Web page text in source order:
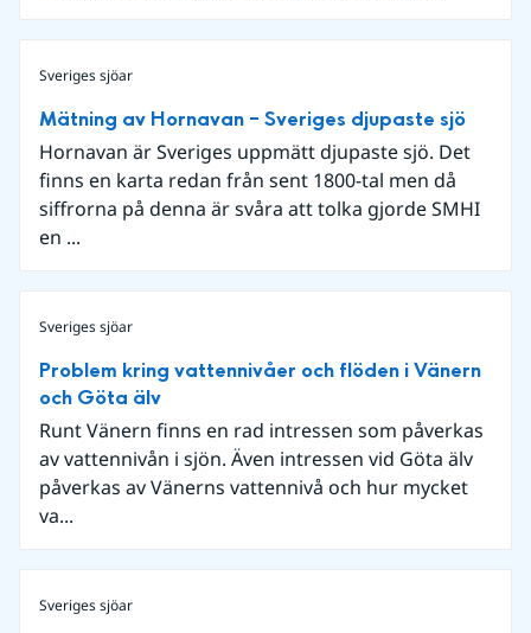
Sveriges sjöar
Mätning av Hornavan – Sveriges djupaste sjö
Hornavan är Sveriges uppmätt djupaste sjö. Det
finns en karta redan från sent 1800-tal men då
siffrorna på denna är svåra att tolka gjorde SMHI
en ...
Sveriges sjöar
Problem kring vattennivåer och flöden i Vänern
och Göta älv
Runt Vänern finns en rad intressen som påverkas
av vattennivån i sjön. Även intressen vid Göta älv
påverkas av Vänerns vattennivå och hur mycket
va...
Sveriges sjöar